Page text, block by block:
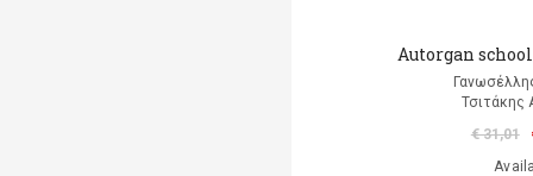
Autorgan
Τσιτάκης
€ 31,01